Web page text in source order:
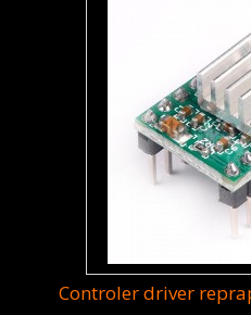
Controler driver